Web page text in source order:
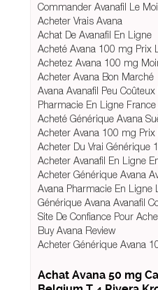
Commander Avanafil Le
Acheter Vrais Avana
Achat De Avanafil En Ligne
Acheté Avana 100 mg Prix
Achetez Avana 100 mg
Acheter Avana Bon Marché
Avana Avanafil Peu
Pharmacie En Ligne
Acheté Générique Avana
Acheter Avana 100 mg
Acheter Du Vrai Générique
Acheter Avanafil En Ligne
Acheter Générique Avana
Avana Pharmacie En Ligne
Générique Avana Avanafil
Site De Confiance Pour
Buy Avana Review
Acheter Générique Avana
Achat Avana 50 mg